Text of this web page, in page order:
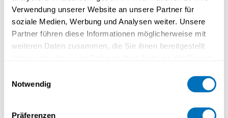
Verwendung unserer Website an unsere Partner für
soziale Medien, Werbung und Analysen weiter. Unsere
Partner führen diese Informationen möglicherweise mit
weiteren Daten zusammen, die Sie ihnen bereitgestellt
Notwendig
Präferenzen
Droit
Wie ein Recht auf mehr Freiheit von der Arbeit unser
rückt, ist Professor Nicolas Bueno von der FernUni
Schweiz überzeugt. Der Jurist erforscht, wie ein Recht
könnte.